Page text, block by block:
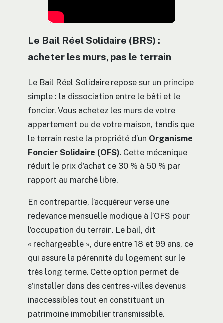
Le Bail Réel Solidaire (BRS) :
acheter les murs, pas le terrain
Le Bail Réel Solidaire repose sur un principe
simple : la dissociation entre le bâti et le
foncier. Vous achetez les murs de votre
appartement ou de votre maison, tandis que
le terrain reste la propriété d’un Organisme
Foncier Solidaire (OFS). Cette mécanique
réduit le prix d’achat de 30 % à 50 % par
rapport au marché libre.
En contrepartie, l’acquéreur verse une
redevance mensuelle modique à l’OFS pour
l’occupation du terrain. Le bail, dit
« rechargeable », dure entre 18 et 99 ans, ce
qui assure la pérennité du logement sur le
très long terme. Cette option permet de
s’installer dans des centres-villes devenus
inaccessibles tout en constituant un
patrimoine immobilier transmissible.